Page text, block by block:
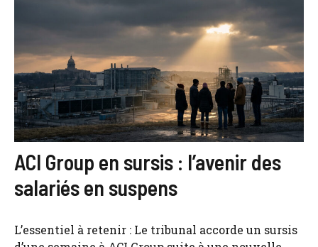
ACI Group en sursis : l’avenir des
salariés en suspens
L’essentiel à retenir : Le tribunal accorde un sursis